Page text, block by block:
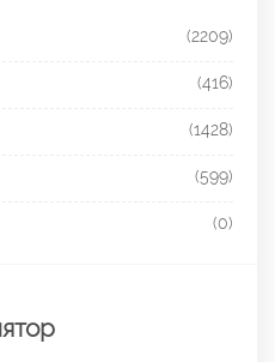
(2209)
(416)
(1428)
(599)
(0)